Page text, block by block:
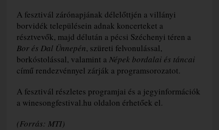
A fesztivál zárónapjának délelőttjén a villányi
borvidék településein adnak koncerteket a
résztvevők, majd délután a pécsi Széchenyi téren a
Bor és Dal Ünnepén, szüreti felvonulással,
borkóstolással, valamint a Népek bordalai és táncai
című rendezvénnyel zárják a programsorozatot.
A fesztivál részletes programjai és a jegyinformációk
a winesongfestival.hu oldalon érhetőek el.
(Forrás: MTI)